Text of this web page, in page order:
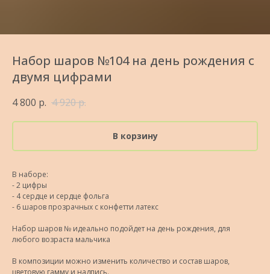
Набор шаров №104 на день рождения с
двумя цифрами
4 800 р. 4 920р.
В корзину
В наборе:
- 2 цифры
- 4 сердце и сердце фольга
- 6 шаров прозрачных с конфетти латекс
Набор шаров № идеально подойдет на день рождения, для
любого возраста мальчика
В композиции можно изменить количество и состав шаров,